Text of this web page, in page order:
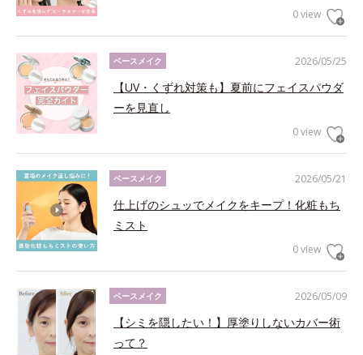
0 view
2026/05/25
ベースメイク
【UV・くずれ対策も】夏前にフェイスパウダ
ーを見直し
0 view
2026/05/21
ベースメイク
仕上げのシュッでメイクをキープ！化粧もち
ミスト
0 view
2026/05/09
ベースメイク
【シミを隠したい！】厚塗りしないカバー術
って？